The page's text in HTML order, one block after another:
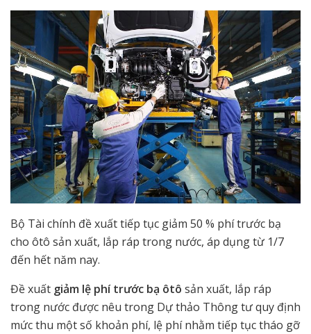
Bộ Tài chính đề xuất tiếp tục giảm 50 % phí trước bạ
cho ôtô sản xuất, lắp ráp trong nước, áp dụng từ 1/7
đến hết năm nay.
Đề xuất giảm lệ phí trước bạ ôtô sản xuất, lắp ráp
trong nước được nêu trong Dự thảo Thông tư quy định
mức thu một số khoản phí, lệ phí nhằm tiếp tục tháo gỡ